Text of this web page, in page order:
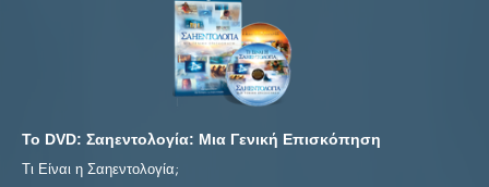
Το DVD: Σαηεντολογία: Μια Γενική Επισκόπηση
Τι Είναι η Σαηεντολογία;